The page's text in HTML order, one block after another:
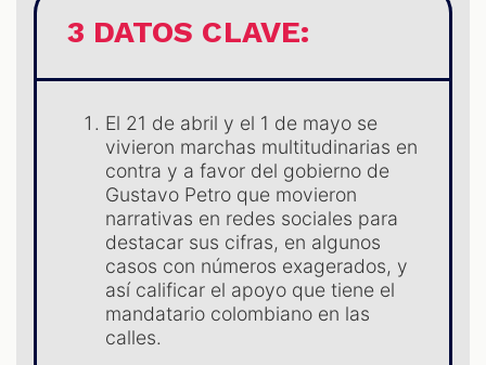
3 DATOS CLAVE:
El 21 de abril y el 1 de mayo se
vivieron marchas multitudinarias en
contra y a favor del gobierno de
Gustavo Petro que movieron
narrativas en redes sociales para
destacar sus cifras, en algunos
casos con números exagerados, y
así calificar el apoyo que tiene el
mandatario colombiano en las
calles.